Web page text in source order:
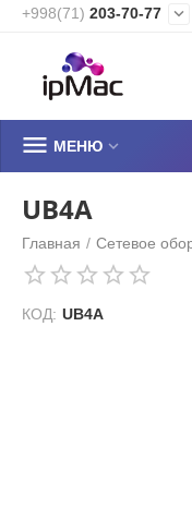
+998(71) 203-70-77 
 МЕНЮ 
UB4A
Главная / Сетевое
КОД: UB4A